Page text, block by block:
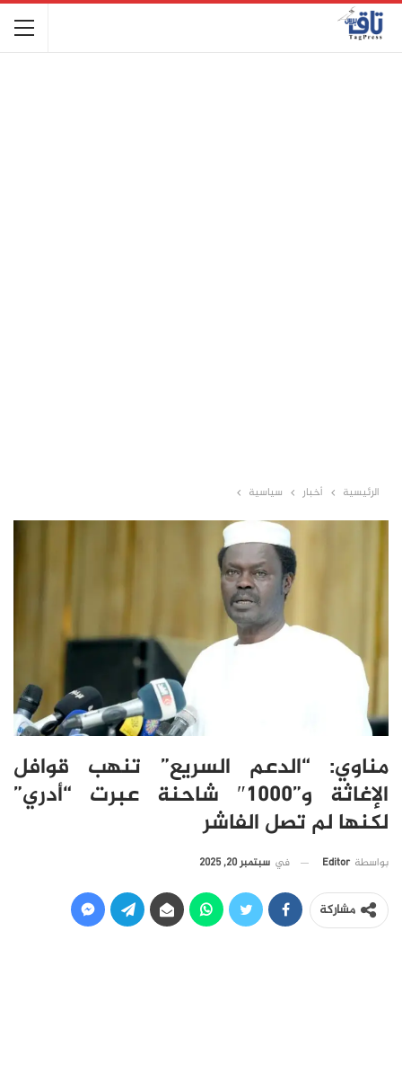
الرئيسية أخبار سياسية
مناوي: “الدعم السريع” تنهب قوافل
الإغاثة و”1000″ شاحنة عبرت “أدري”
لكنها لم تصل الفاشر
بواسطة Editor في سبتمبر 20, 2025
مشاركة